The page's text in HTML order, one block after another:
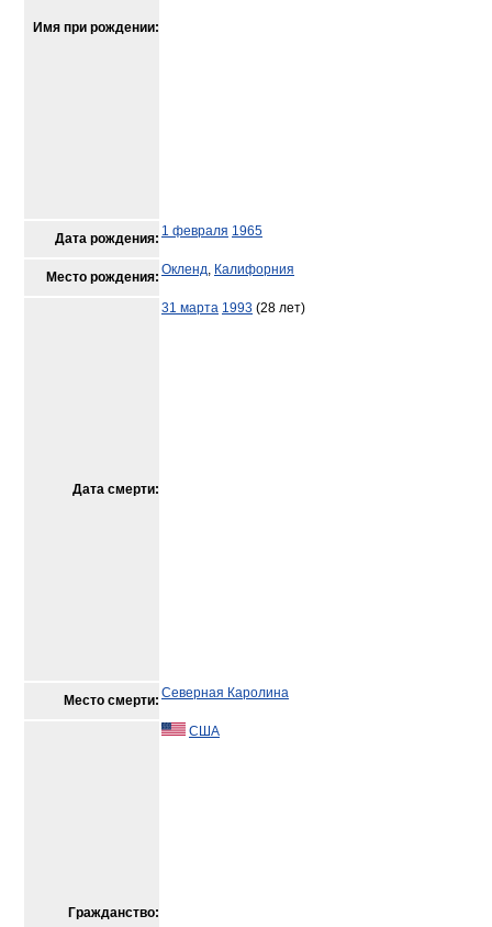
Имя при рождении:
Дата рождения: 1 февраля 1965
Место рождения: Окленд, Калифорния
Дата смерти:
31 марта 1993 (28 лет)
Место смерти: Северная Каролина
Гражданство:
США